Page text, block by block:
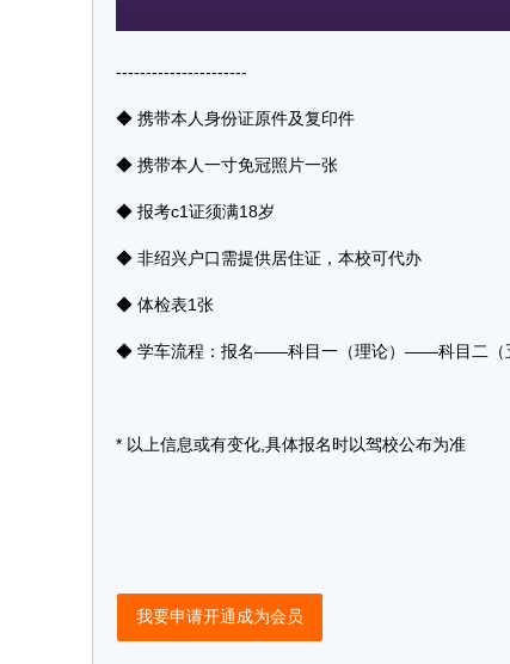
----------------------
◆ 携带本人身份证原件及复印件
◆ 携带本人一寸免冠照片一张
◆ 报考c1证须满18岁
◆ 非绍兴户口需提供居住证，本校可代办
◆ 体检表1张
◆ 学车流程：报名——科目一（理论）——科目二
* 以上信息或有变化,具体报名时以驾校公布为准
我要申请开通成为会员